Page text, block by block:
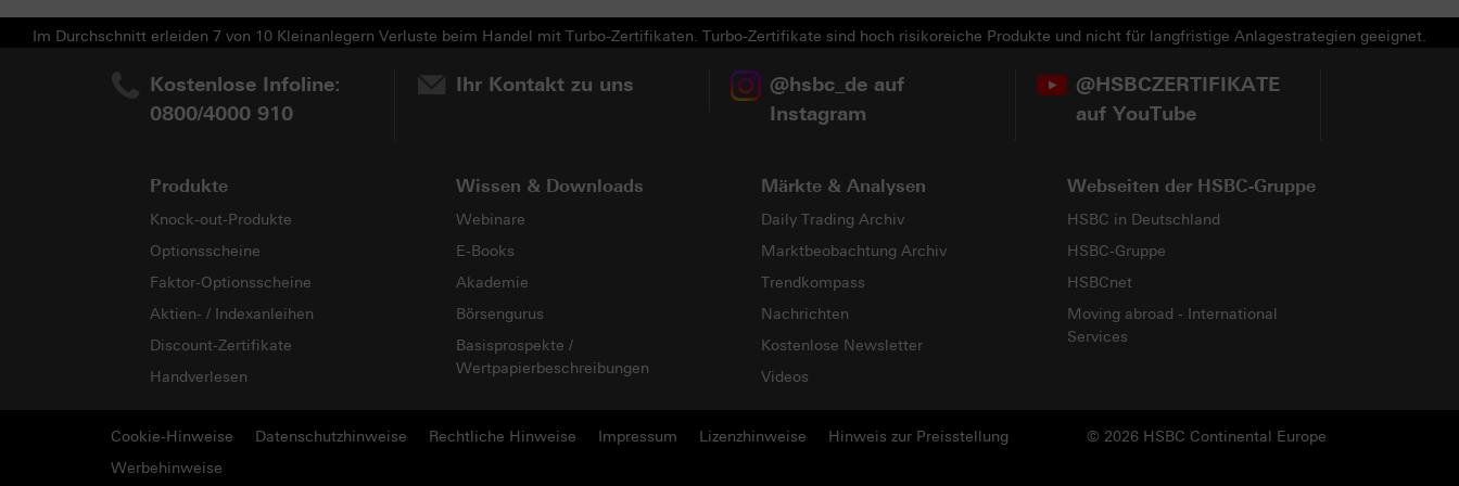
Im Durchschnitt erleiden 7 von 10 Kleinanlegern Verluste beim Handel mit Turbo-Zertifikaten. Turbo-Zertifikate sind hoch risikoreiche Produkte und nicht für langfristige Anlagestrategien geeignet.
Kostenlose Infoline:
0800/4000 910
Ihr Kontakt zu uns
@hsbc_de auf
Instagram
@HSBCZERTIFIKATE
auf YouTube
Produkte
Knock-out-Produkte
Optionsscheine
Faktor-Optionsscheine
Aktien- / Indexanleihen
Discount-Zertifikate
Handverlesen
Wissen & Downloads
Webinare
E-Books
Akademie
Börsengurus
Basisprospekte /
Wertpapierbeschreibungen
Märkte & Analysen
Daily Trading Archiv
Marktbeobachtung Archiv
Trendkompass
Nachrichten
Kostenlose Newsletter
Videos
Webseiten der HSBC-Gruppe
HSBC in Deutschland
HSBC-Gruppe
HSBCnet
Moving abroad - International
Services
Cookie-Hinweise Datenschutzhinweise Rechtliche Hinweise Impressum Lizenzhinweise © 2026 HSBC Continental Europe
Hinweis zur Preisstellung
Werbehinweise